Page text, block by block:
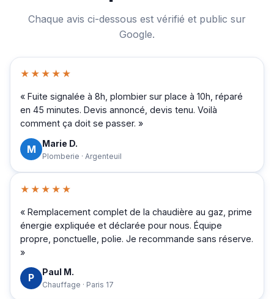
Chaque avis ci-dessous est vérifié et public sur
Google.
★★★★★
« Fuite signalée à 8h, plombier sur place à 10h, réparé
en 45 minutes. Devis annoncé, devis tenu. Voilà
comment ça doit se passer. »
M Marie D.
Plomberie · Argenteuil
★★★★★
« Remplacement complet de la chaudière au gaz, prime
énergie expliquée et déclarée pour nous. Équipe
propre, ponctuelle, polie. Je recommande sans réserve.
»
P Paul M.
Chauffage · Paris 17